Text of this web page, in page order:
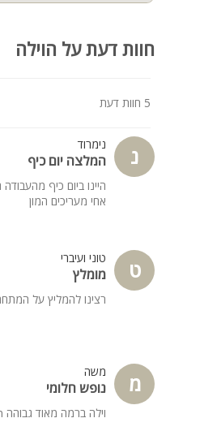
חוות דעת על הוילה
5 חוות דעת
נ נימרוד
המלצה יום כיף
היינו ביום כיף
אחי מעריכים המון
ט טוני ועיברי
מומלץ
רצינו להמליץ על
מ משה
נופש חלומי
וילה ברמה מאוד גבוהה rnהוילה מאוד נקייה תודה רבה לאלעד וקארין❤️